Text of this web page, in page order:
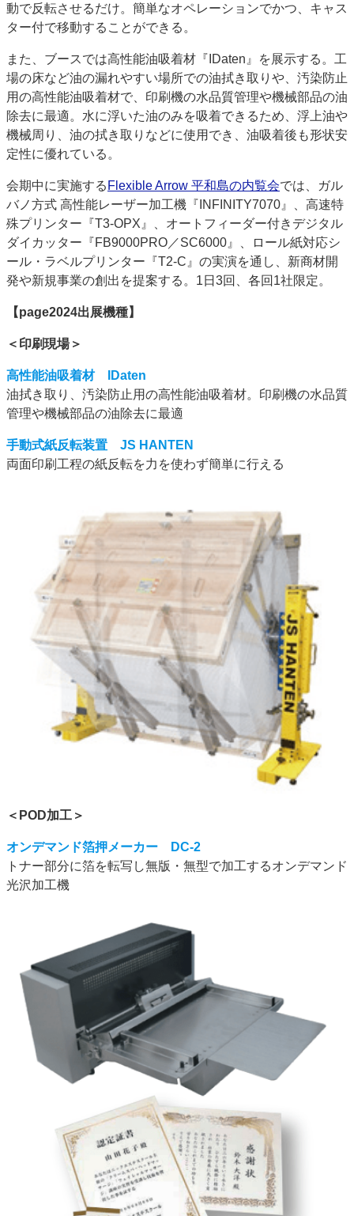
動で反転させるだけ。簡単なオペレーションでかつ、キャス
ター付で移動することができる。
また、ブースでは高性能油吸着材『IDaten』を展示する。工
場の床など油の漏れやすい場所での油拭き取りや、汚染防止
用の高性能油吸着材で、印刷機の水品質管理や機械部品の油
除去に最適。水に浮いた油のみを吸着できるため、浮上油や
機械周り、油の拭き取りなどに使用でき、油吸着後も形状安
定性に優れている。
会期中に実施する Flexible Arrow 平和島の内覧会では、ガル
バノ方式 高性能レーザー加工機『INFINITY7070』、高速特
殊プリンター『T3-OPX』、オートフィーダー付きデジタル
ダイカッター『FB9000PRO／SC6000』、ロール紙対応シ
ール・ラベルプリンター『T2-C』の実演を通し、新商材開
発や新規事業の創出を提案する。1日3回、各回1社限定。
【page2024出展機種】
＜印刷現場＞
高性能油吸着材 IDaten
油拭き取り、汚染防止用の高性能油吸着材。印刷機の水品質
管理や機械部品の油除去に最適
手動式紙反転装置 JS HANTEN
両面印刷工程の紙反転を力を使わず簡単に行える
＜POD加工＞
オンデマンド箔押メーカー DC-2
トナー部分に箔を転写し無版・無型で加工するオンデマンド
光沢加工機